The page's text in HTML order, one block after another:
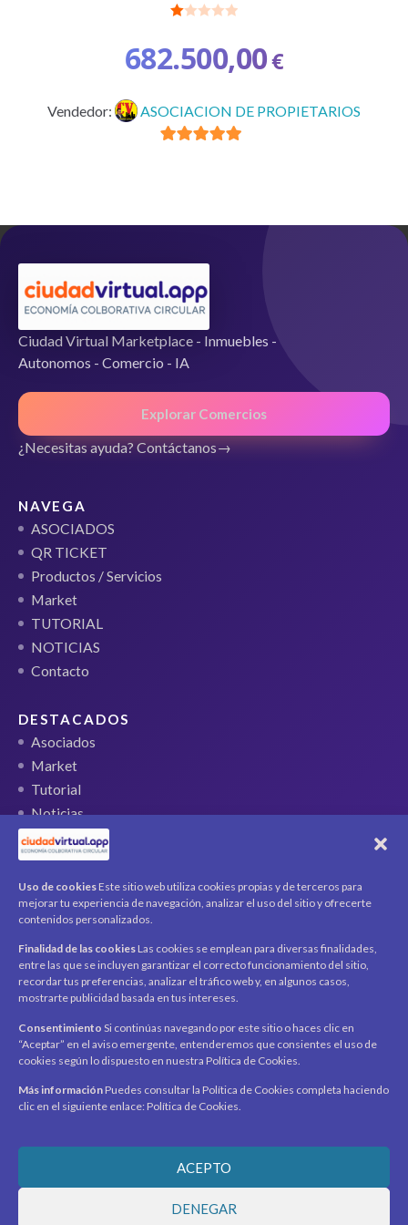
Uso de cookies Este sitio web utiliza cookies propias y de terceros para
mejorar tu experiencia de navegación, analizar el uso del sitio y ofrecerte
contenidos personalizados.
Finalidad de las cookies Las cookies se emplean para diversas finalidades,
entre las que se incluyen garantizar el correcto funcionamiento del sitio,
recordar tus preferencias, analizar el tráfico web y, en algunos casos,
mostrarte publicidad basada en tus intereses.
Consentimiento Si continúas navegando por este sitio o haces clic en
“Aceptar” en el aviso emergente, entenderemos que consientes el uso de
cookies según lo dispuesto en nuestra Política de Cookies.
Más información Puedes consultar la Política de Cookies completa haciendo
clic en el siguiente enlace: Política de Cookies.
ACEPTO
DENEGAR
ra
do
1.
00
de
5
682.500,00€
Vendedor: ASOCIACION DE PROPIETARIOS
Ciudad Virtual Marketplace - Inmuebles -
Autonomos - Comercio - IA
Explorar Comercios
¿Necesitas ayuda? Contáctanos
NAVEGA
ASOCIADOS
QR TICKET
Productos / Servicios
Market
TUTORIAL
NOTICIAS
Contacto
DESTACADOS
Asociados
Market
Tutorial
Noticias
QR Ticket
CUENTA
Mi cuenta
Productos / Servicios
Asociados
Acerca deContactoNoticias
SÍGUENOS
Encuéntranos en redes sociales y mantente al día con
novedades y promociones.
Recibe novedades y promociones en tu correo.